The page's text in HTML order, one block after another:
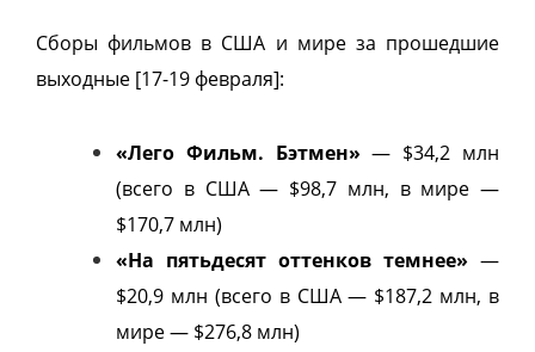
Сборы фильмов в США и мире за прошедшие
выходные [17-19 февраля]:
«Лего Фильм. Бэтмен»— $34,2 млн
(всего в США — $98,7 млн, в мире —
$170,7 млн)
«На пятьдесят оттенков темнее» —
$20,9 млн (всего в США — $187,2 млн, в
мире — $276,8 млн)